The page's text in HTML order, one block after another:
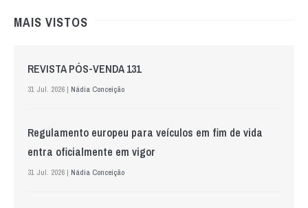
MAIS VISTOS
REVISTA PÓS-VENDA 131
31 Jul. 2026 | Nádia Conceição
Regulamento europeu para veículos em fim de vida
entra oficialmente em vigor
31 Jul. 2026 | Nádia Conceição